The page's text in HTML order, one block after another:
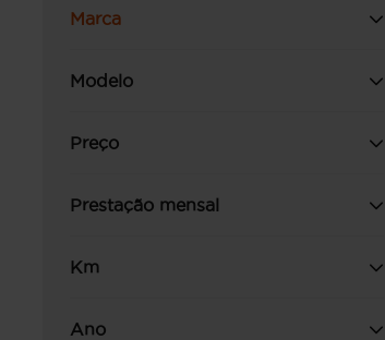
Marca
Modelo
Preço
Prestação mensal
Km
Ano